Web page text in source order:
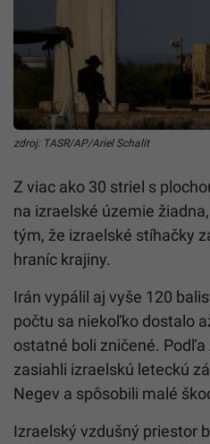
zdroj: TASR/AP/Ariel Schalit
Z viac ako 30 striel s
na izraelské územie
tým, že izraelské stíhačky
hraníc krajiny.
Irán vypálil aj vyše 120
počtu sa niekoľko dostalo
ostatné boli zničené.
zasiahli izraelskú leteckú
Negev a spôsobili malé
Izraelský vzdušný priestor